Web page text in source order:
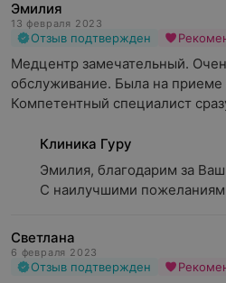
Эмилия
13 февраля 2023
Отзыв подтвержден
Медцентр замечательный.
обслуживание. Была на приеме
Компетентный специалист
Клиника Гуру
Эмилия, благодарим за Ваш
С наилучшими
Светлана
6 февраля 2023
Отзыв подтвержден